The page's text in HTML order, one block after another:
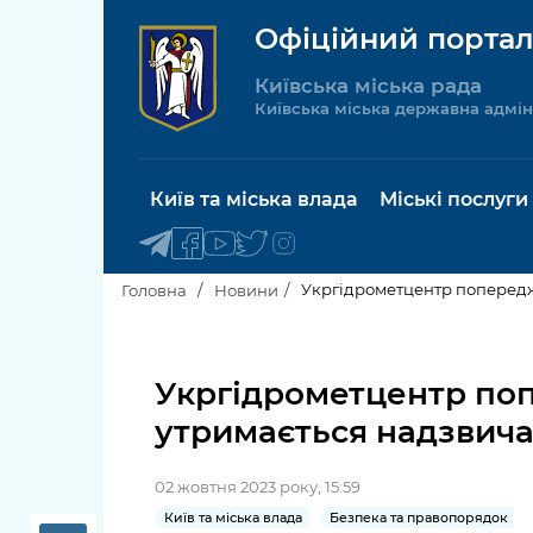
Офіційний
Київська міська рада
Київська міська державна
Київ та міська влада
Київська міська рада
Керівництво КМДА
Міські послуги
послуги
Пільги,
Паспорт,
Головна Новини Укргідрометцентр
Укргідрометцентр
утримається
02 жовтня 2023 року, 15:59
Київ та міська влада Безпека та правопорядок